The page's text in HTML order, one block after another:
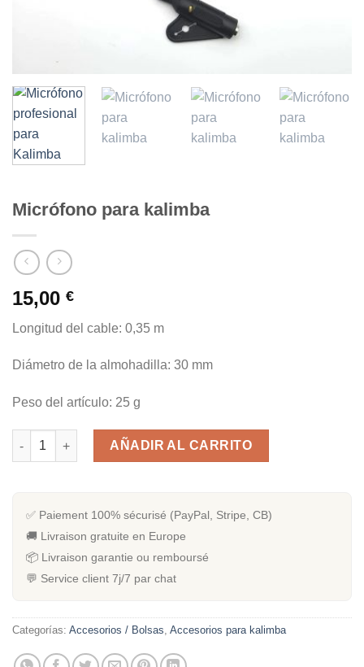
Micrófono para kalimba
15,00 €
Longitud del cable: 0,35 m
Diámetro de la almohadilla: 30 mm
Peso del artículo: 25 g
Microphone pour kalimba cantidad
AÑADIR AL CARRITO
✅ Paiement 100% sécurisé (PayPal, Stripe, CB)
🚚 Livraison gratuite en Europe
📦 Livraison garantie ou remboursé
💬 Service client 7j/7 par chat
Categorías: Accesorios / Bolsas Accesorios para kalimba